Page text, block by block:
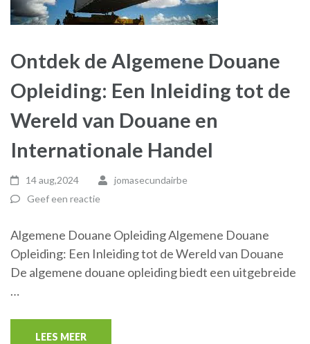
Ontdek de Algemene Douane
Opleiding: Een Inleiding tot de
Wereld van Douane en
Internationale Handel
14 aug,2024
jomasecundairbe
Geef een reactie
Algemene Douane Opleiding Algemene Douane
Opleiding: Een Inleiding tot de Wereld van Douane
De algemene douane opleiding biedt een uitgebreide
…
LEES MEER